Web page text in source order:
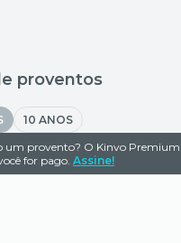
proventos
10 ANOS
um provento? O Kinvo
for pago. Assine!